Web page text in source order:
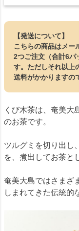
【発送について】
こちらの商品はメー
2つご注文（合計6パ
す。ただしそれ以上
送料がかかりますの
くび木茶は、奄美大
のお茶です。
ツルグミを切り出し
を、煮出してお茶と
奄美大島ではさまざ
しまれてきた伝統的